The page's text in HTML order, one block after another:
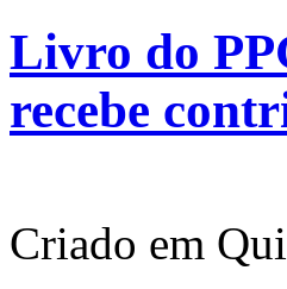
Livro do
recebe
Criado em